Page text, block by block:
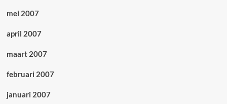
mei 2007
april 2007
maart 2007
februari 2007
januari 2007